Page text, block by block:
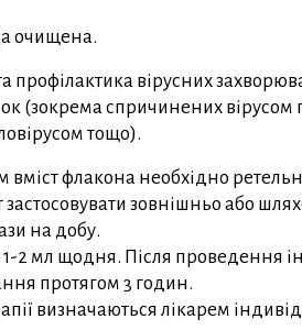
очищена.
профілактика вірусних
(зокрема спричинених
тощо).
вміст флакона необхідно
зовнішньо або
на добу.
2 мл щодня. Після проведення
протягом 3 годин.
визначаються лікарем